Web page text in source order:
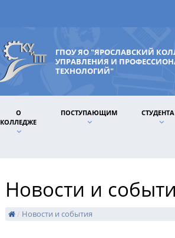
ГПОУ ЯО "ЯРОСЛАВСКИЙ
УПРАВЛЕНИЯ И
ТЕХНОЛОГИЙ"
О
КОЛЛЕДЖЕ
ПОСТУПАЮЩИМ
Новости и
/ Новости и события